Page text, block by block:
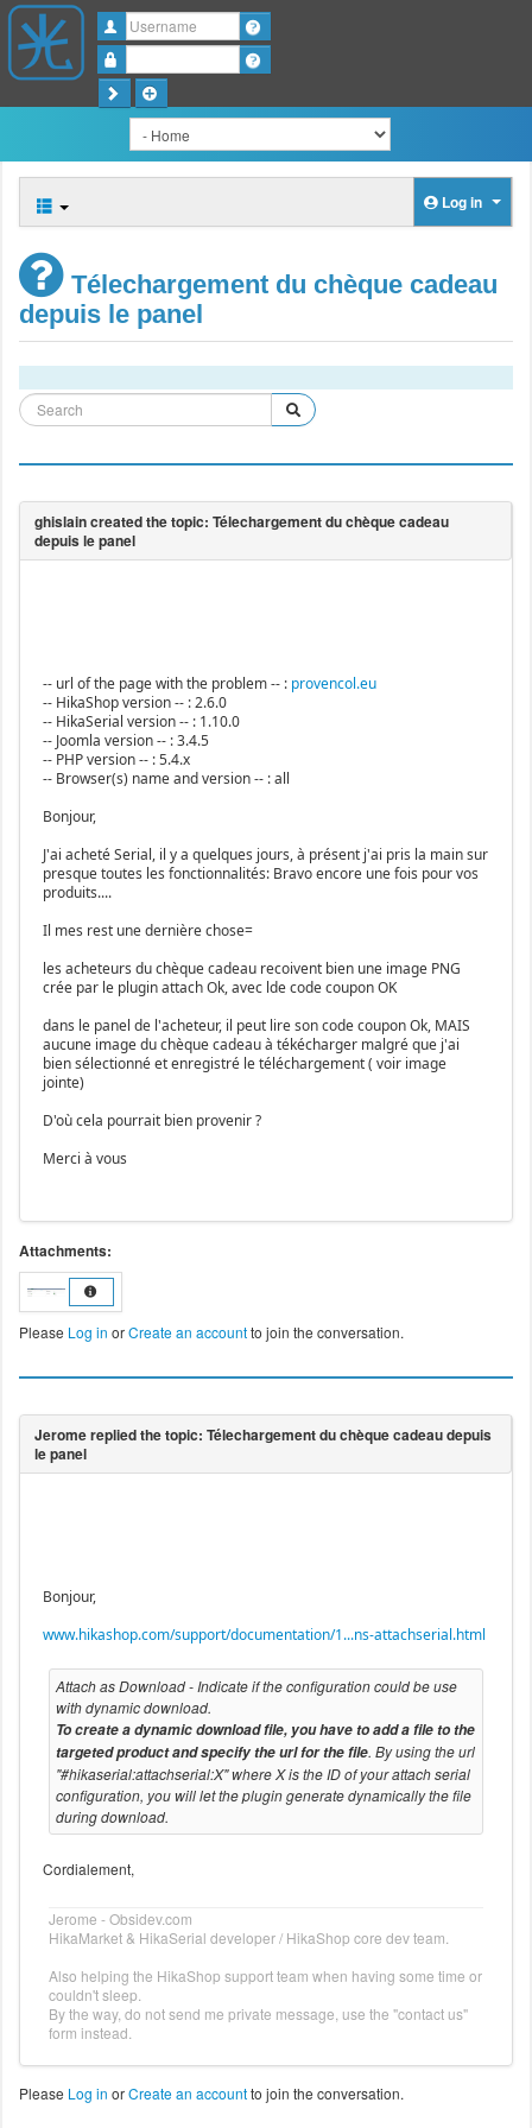
Username
Log in
Télechargement du chèque cadeau
depuis le panel
-- url of the page with the problem -- : provencol.eu
-- HikaShop version -- : 2.6.0
-- HikaSerial version -- : 1.10.0
-- Joomla version -- : 3.4.5
-- PHP version -- : 5.4.x
-- Browser(s) name and version -- : all
Bonjour,
J'ai acheté Serial, il y a quelques jours, à présent j'ai pris la main sur
presque toutes les fonctionnalités: Bravo encore une fois pour vos
produits....
Il mes rest une dernière chose=
les acheteurs du chèque cadeau recoivent bien une image PNG
crée par le plugin attach Ok, avec lde code coupon OK
dans le panel de l'acheteur, il peut lire son code coupon Ok, MAIS
aucune image du chèque cadeau à tékécharger malgré que j'ai
bien sélectionné et enregistré le téléchargement ( voir image
jointe)
D'où cela pourrait bien provenir ?
Merci à vous
Attachments:
Please Log in orCreate an accountto join the conversation.
Bonjour,
www.hikashop.com/support/documentation/1...ns-attachserial.html
Attach as Download - Indicate if the configuration could be use
with dynamic download.
To create a dynamic download file, you have to add a file to the
targeted product and specify the url for the file. By using the url
"#hikaserial:attachserial:X" where X is the ID of your attach serial
configuration, you will let the plugin generate dynamically the file
during download.
Cordialement,
Jerome - Obsidev.com
HikaMarket & HikaSerial developer / HikaShop core dev team.
Also helping the HikaShop support team when having some time or
couldn't sleep.
By the way, do not send me private message, use the "contact us"
form instead.
Please Log in orCreate an accountto join the conversation.